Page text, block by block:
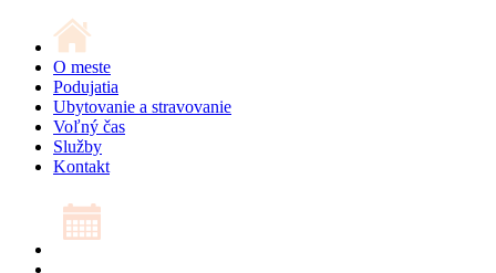
O meste
Podujatia
Ubytovanie a stravovanie
Voľný čas
Služby
Kontakt